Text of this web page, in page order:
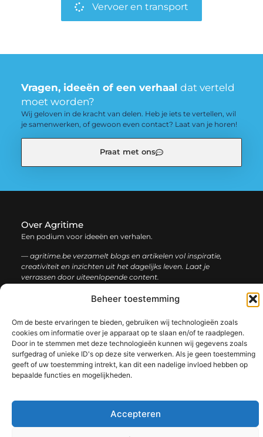
Beheer toestemming
Om de beste ervaringen te bieden, gebruiken wij technologieën zoals
cookies om informatie over je apparaat op te slaan en/of te raadplegen.
Door in te stemmen met deze technologieën kunnen wij gegevens zoals
surfgedrag of unieke ID's op deze site verwerken. Als je geen toestemming
geeft of uw toestemming intrekt, kan dit een nadelige invloed hebben op
bepaalde functies en mogelijkheden.
Accepteren
Vervoer en transport
Vragen, ideeën of een verhaal dat verteld
moet worden?
Wij geloven in de kracht van delen. Heb je iets te vertellen, wil
je samenwerken, of gewoon even contact? Laat van je horen!
Praat met ons
Over Agritime
Een podium voor ideeën en verhalen.
— agritime.be verzamelt blogs en artikelen vol inspiratie,
creativiteit en inzichten uit het dagelijks leven. Laat je
verrassen door uiteenlopende content.
informatie